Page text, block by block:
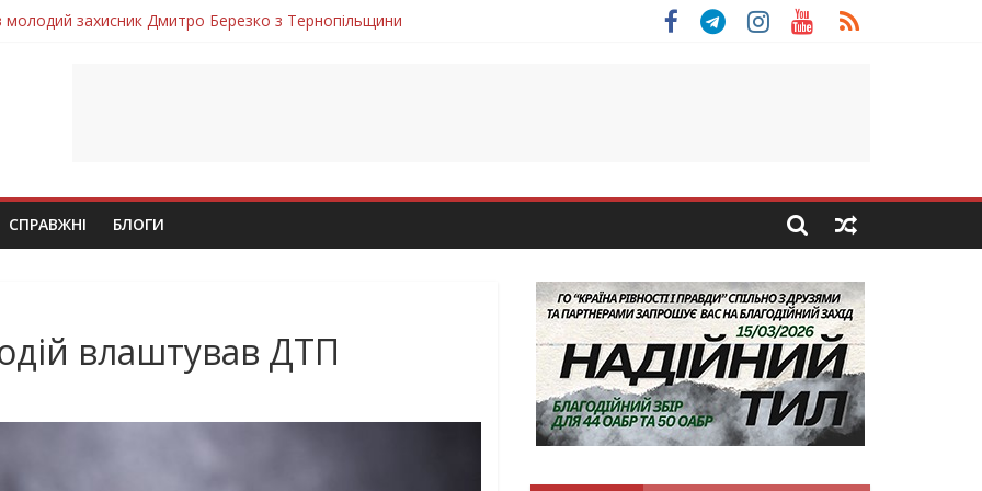
молодий захисник Дмитро Березко з Тернопільщини
Петро Федів повертається до рідного дому «на щиті»
скорботі: на щиті повертається воїн Володимир Паламарчук
безвісти, – Ангелом додому повертається захисник Михайло Скоробогатий з Тернопільщини
СПРАВЖНІ БЛОГИ
влаштував ДТП